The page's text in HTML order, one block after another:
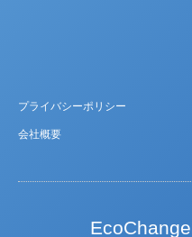
プライバシーポリシー
会社概要